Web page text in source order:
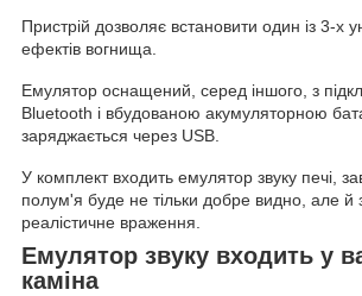
Емулятор звуку входить у
каміна
У комплект входить емулятор звуку печі,
полум'я буде не тільки добре видно, але й
реалістичне враження.
Емулятор оснащений, серед іншого, з
Bluetooth і вбудованою акумуляторною
заряджається через USB.
Пристрій дозволяє встановити один із 3-х
ефектів вогнища.